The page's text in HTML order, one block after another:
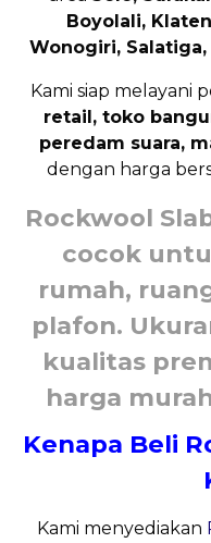
Boyolali,
Wonogiri,
Kami siap
retail, toko
peredam suara,
dengan harga
Rockwool
cocok
rumah,
plafon.
kualitas
harga
Kenapa Beli
Kami menyediakan